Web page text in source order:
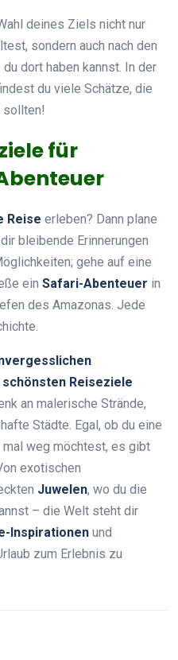
deines Ziels nicht nur
sondern auch nach den
du dort haben kannst. In der
du viele Schätze, die
sollten!
für
Reise erleben? Dann plane
bleibende Erinnerungen
gehe auf eine
ein Safari-Abenteuer in
des Amazonas. Jede
schönsten Reiseziele
an malerische Strände,
Städte. Egal, ob du eine
weg möchtest, es gibt
exotischen
Juwelen, wo du die
– die Welt steht dir
Inspirationen und
zum Erlebnis zu